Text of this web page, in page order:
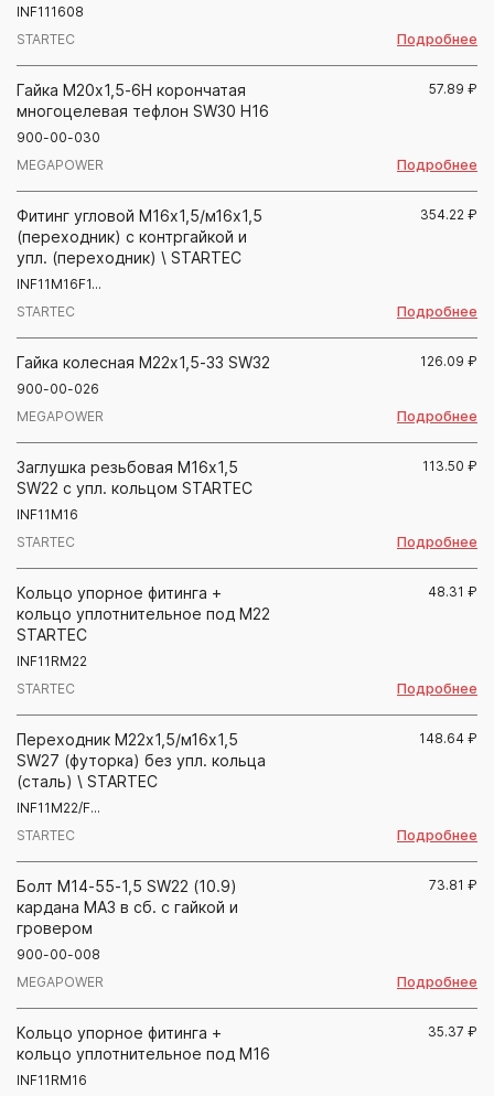
INF111608
STARTEC
Подробнее
Гайка М20х1,5-6Н корончатая
многоцелевая тефлон SW30 H16
900-00-030
MEGAPOWER
57.89 ₽
Подробнее
Фитинг угловой М16х1,5/м16х1,5
(переходник) с контргайкой и
упл. (переходник) \ STARTEC
INF11M16F1...
STARTEC
354.22 ₽
Подробнее
Гайка колесная М22х1,5-33 SW32
900-00-026
MEGAPOWER
126.09 ₽
Подробнее
Заглушка резьбовая М16х1,5
SW22 с упл. кольцом STARTEC
INF11M16
STARTEC
113.50 ₽
Подробнее
Кольцо упорное фитинга +
кольцо уплотнительное под М22
STARTEC
INF11RM22
STARTEC
48.31 ₽
Подробнее
Переходник М22х1,5/м16х1,5
SW27 (футорка) без упл. кольца
(сталь) \ STARTEC
INF11M22/F...
STARTEC
148.64 ₽
Подробнее
Болт М14-55-1,5 SW22 (10.9)
кардана МАЗ в сб. с гайкой и
гровером
900-00-008
MEGAPOWER
73.81 ₽
Подробнее
Кольцо упорное фитинга +
кольцо уплотнительное под М16
INF11RM16
35.37 ₽